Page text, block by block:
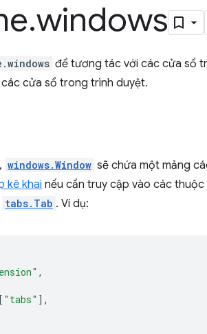
.windows
để tương tác với các cửa sổ
cửa sổ trong trình duyệt.
windows.Window sẽ chứa một mảng
kê khai nếu cần truy cập vào các thuộc
tabs.Tab . Ví dụ:
,
[ "tabs" ],